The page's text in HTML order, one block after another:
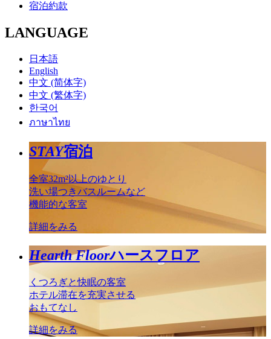
宿泊約款
LANGUAGE
日本語
English
中文 (简体字)
中文 (繁体字)
한국어
ภาษาไทย
STAY宿泊
全室32m²以上のゆとり
洗い場つきバスルームなど
機能的な客室
詳細をみる
Hearth Floorハースフロア
くつろぎと快眠の客室
ホテル滞在を充実させる
おもてなし
詳細をみる